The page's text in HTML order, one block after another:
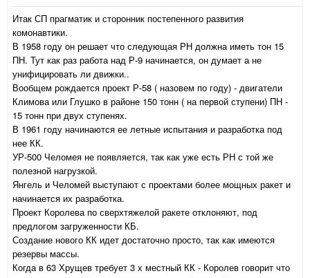
Итак СП прагматик и сторонник постепенного развития
комонавтики.
В 1958 году он решает что следующая РН должна иметь тон 15
ПН. Тут как раз работа над Р-9 начинается, он думает а не
унифицировать ли движки..
Вообщем рождается проект Р-58 ( назовем по году) - двигатели
Климова или Глушко в районе 150 тонн ( на первой ступени) ПН -
15 тонн при двух ступенях.
В 1961 году начинаются ее летные испытания и разработка под
нее КК.
УР-500 Челомея не появляется, так как уже есть РН с той же
полезной нагрузкой.
Янгель и Челомей выступают с проектами более мощных ракет и
начинается их разработка.
Проект Королева по сверхтяжелой ракете отклоняют, под
предлогом загруженности КБ.
Создание нового КК идет достаточно просто, так как имеются
резервы массы.
Когда в 63 Хрущев требует 3 х местный КК - Королев говорит что